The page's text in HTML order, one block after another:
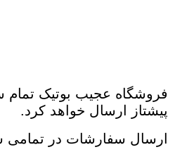
پیشتاز ارسال خواهد کرد.
ارسال سفارشات در تمامی